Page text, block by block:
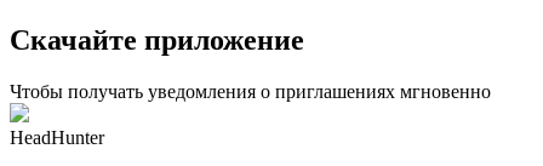
Скачайте приложение
Чтобы получать уведомления о приглашениях мгновенно
HeadHunter